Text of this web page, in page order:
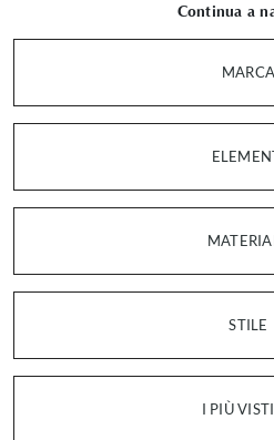
Continua a
MARCA
STILE
I PIÙ